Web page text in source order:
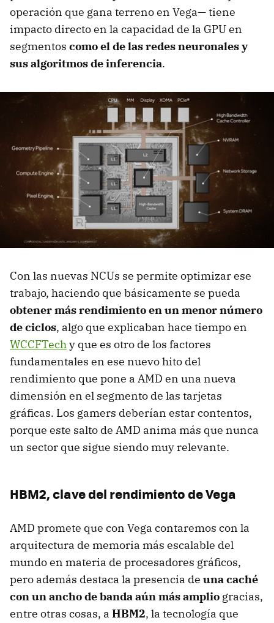
operación que gana terreno en Vega— tiene
impacto directo en la capacidad de la GPU en
segmentos como el de las redes neuronales y
sus algoritmos de inferencia.
Con las nuevas NCUs se permite optimizar ese
trabajo, haciendo que básicamente se pueda
obtener más rendimiento en un menor número
de ciclos, algo que explicaban hace tiempo en
WCCFTechy que es otro de los factores
fundamentales en ese nuevo hito del
rendimiento que pone a AMD en una nueva
dimensión en el segmento de las tarjetas
gráficas. Los gamers deberían estar contentos,
porque este salto de AMD anima más que nunca
un sector que sigue siendo muy relevante.
HBM2, clave del rendimiento de Vega
AMD promete que con Vega contaremos con la
arquitectura de memoria más escalable del
mundo en materia de procesadores gráficos,
pero además destaca la presencia de una caché
con un ancho de banda aún más amplio gracias,
entre otras cosas, a HBM2, la tecnología que